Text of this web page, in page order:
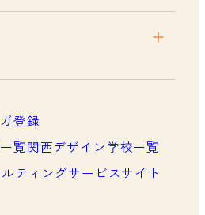
ップについて
登録
覧関西デザイン学校一覧
ティングサービスサイト